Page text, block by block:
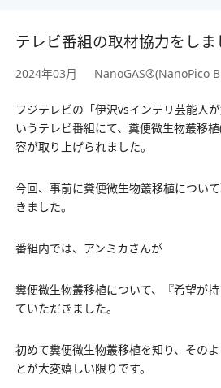
テレビ番組の取材協力をしま
2024年03月 NanoGAS®(NanoPico
フジテレビの「伊沢vsインテリ芸能人
いうテレビ番組にて、糞便微生物叢移
容が取り上げられました。
今回、事前に糞便微生物叢移植につい
きました。
番組内では、アンミカさんが
糞便微生物叢移植について、『希望が
ていただきました。
初めて糞便微生物叢移植を知り、その
とが大変嬉しい限りです。